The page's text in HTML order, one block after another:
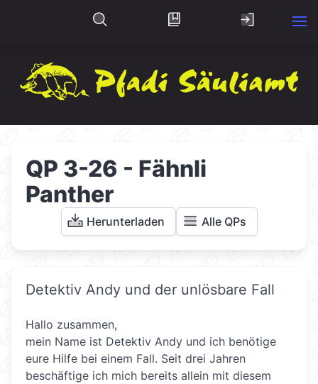
QP 3-26 - Fähnli
Panther
Herunterladen Alle QPs
Detektiv Andy und der unlösbare Fall
Hallo zusammen,
mein Name ist Detektiv Andy und ich benötige
eure Hilfe bei einem Fall. Seit drei Jahren
beschäftige ich mich bereits allein mit diesem